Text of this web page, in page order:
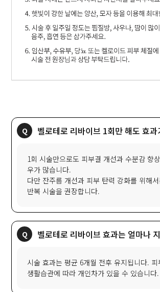
벨로테로 리바이브 1회만 해도 효과
1회 시술만으로도 피부결 개선과 수분감 향
우가 많습니다.
다만 잔주름 개선과 피부 탄력 강화를 위해
반복 시술을 권장합니다.
벨로테로 리바이브 효과는 얼마나
시술 효과는 평균 6개월 전후 유지됩니다.
생활습관에 따라 개인차가 있을 수 있습니다.